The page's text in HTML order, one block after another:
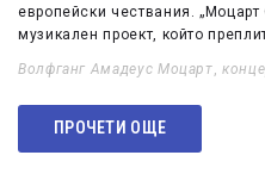
европейски чествания.
музикален проект, който
Волфганг Амадеус Моцарт,
ПРОЧЕТИ ОЩЕ